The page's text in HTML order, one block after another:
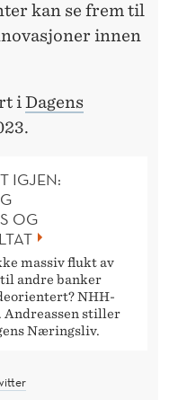
kan se frem til
innen
iDagens
IGJEN:
OG
massiv flukt av
andre banker
NHH-
Andreassen stiller
Næringsliv.